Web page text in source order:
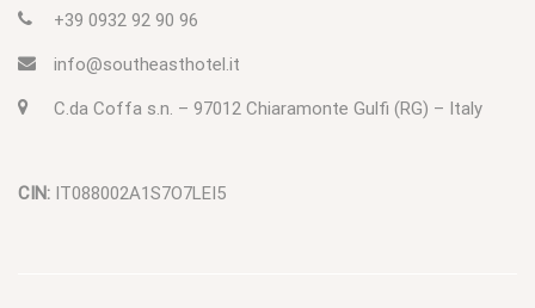
+39 0932 92 90 96
info@southeasthotel.it
C.da Coffa s.n. – 97012 Chiaramonte Gulfi (RG) – Italy
CIN: IT088002A1S7O7LEI5